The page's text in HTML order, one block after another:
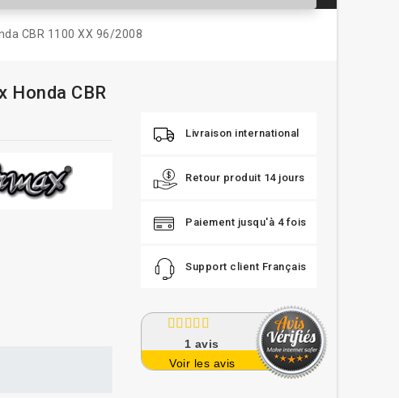
CBR 1100 XX 96/2008
Honda CBR
Livraison international
Retour produit 14 jours
Paiement jusqu'à 4 fois
Support client Français
1 avis
Voir les avis